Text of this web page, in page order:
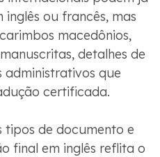
ou francês, mas
macedônios,
detalhes de
que
certificada.
tipos de documento e
final em inglês reflita o